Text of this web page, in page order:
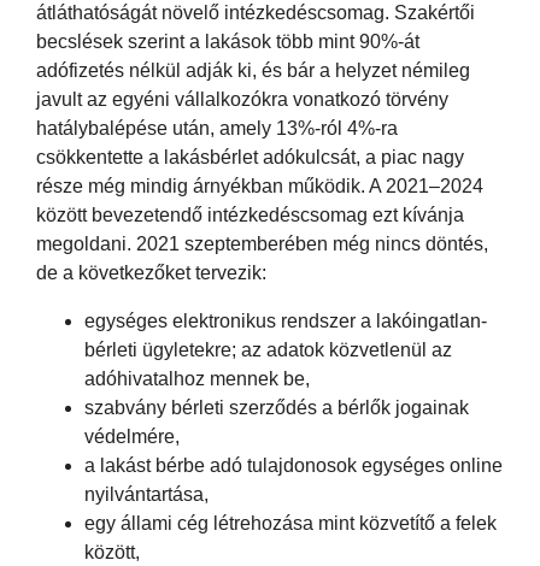
átláthatóságát növelő intézkedéscsomag. Szakértői
becslések szerint a lakások több mint 90%-át
adófizetés nélkül adják ki, és bár a helyzet némileg
javult az egyéni vállalkozókra vonatkozó törvény
hatálybalépése után, amely 13%-ról 4%-ra
csökkentette a lakásbérlet adókulcsát, a piac nagy
része még mindig árnyékban működik. A 2021–2024
között bevezetendő intézkedéscsomag ezt kívánja
megoldani. 2021 szeptemberében még nincs döntés,
de a következőket tervezik:
egységes elektronikus rendszer a lakóingatlan-
bérleti ügyletekre; az adatok közvetlenül az
adóhivatalhoz mennek be,
szabvány bérleti szerződés a bérlők jogainak
védelmére,
a lakást bérbe adó tulajdonosok egységes online
nyilvántartása,
egy állami cég létrehozása mint közvetítő a felek
között,